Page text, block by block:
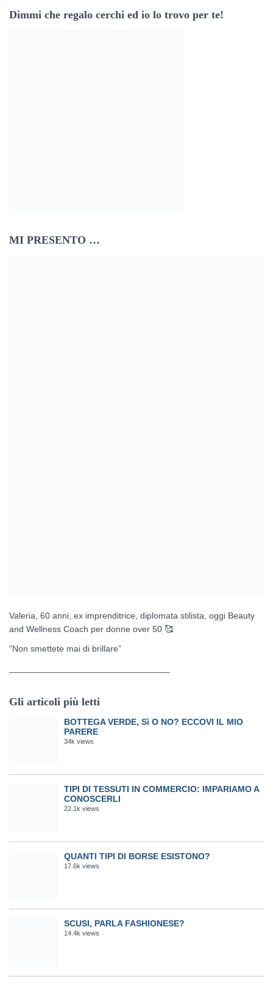
z
Dimmi che regalo cerchi ed io lo trovo per te!
MI PRESENTO …
Valeria, 60 anni, ex imprenditrice, diplomata stilista, oggi Beauty
and Wellness Coach per donne over 50 🥰
“Non smettete mai di brillare”
Gli articoli più letti
BOTTEGA VERDE, Sì O NO? ECCOVI IL MIO
PARERE
34k views
TIPI DI TESSUTI IN COMMERCIO: IMPARIAMO A
CONOSCERLI
22.1k views
QUANTI TIPI DI BORSE ESISTONO?
17.6k views
SCUSI, PARLA FASHIONESE?
14.4k views